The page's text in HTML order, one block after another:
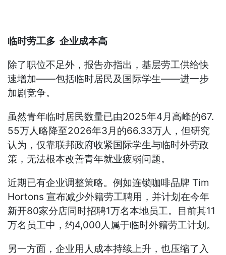
临时劳工多 企业成本高
除了职位不足外，报告亦指出，基层劳工供给快
速增加——包括临时居民及国际学生——进一步
加剧竞争。
虽然青年临时居民数量已由2025年4月高峰的67.
55万人略降至2026年3月的66.33万人，但研究
认为，仅靠联邦政府收紧国际学生与临时外劳政
策，无法根本改善青年就业疲弱问题。
近期已有企业调整策略。例如连锁咖啡品牌 Tim
Hortons 宣布减少外籍劳工聘用，并计划在今年
新开80家分店同时招聘1万名本地员工。目前其11
万名员工中，约4,000人属于临时外籍劳工计划。
另一方面，企业用人成本持续上升，也压缩了入